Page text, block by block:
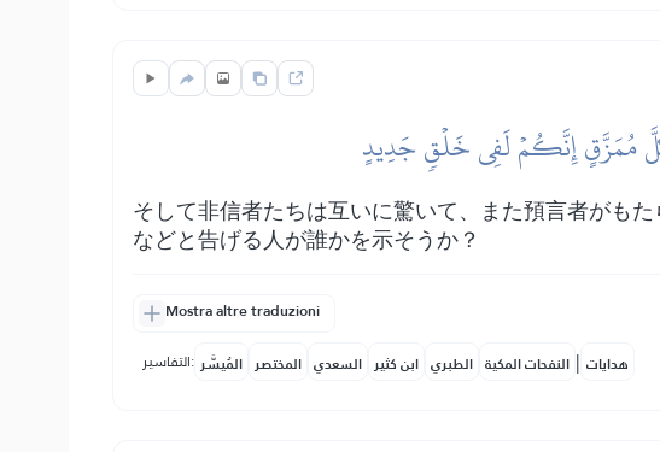
مُمَزَّقٍ إِنَّكُمۡ لَفِي خَلۡقٖ جَدِيدٍ
そして非信者たちは互いに驚いて、また預言者がも
などと告げる人が誰かを示そうか？
Mostra altre traduzioni
التفاسير: المُيسَّر المختصر السعدي ابن كثير الطبري النفحات المكية | هدايات